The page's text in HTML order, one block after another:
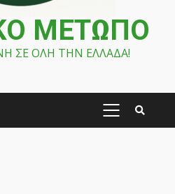
ΜΕΤΩΠΟ
ΣΕ ΟΛΗ ΤΗΝ ΕΛΛΑΔΑ!
PRIMARY